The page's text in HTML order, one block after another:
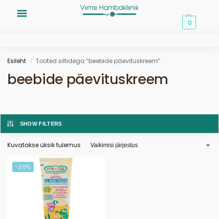
0
Esileht / Tooted siltidega “beebide päevituskreem”
beebide päevituskreem
SHOW FILTERS
Kuvatakse üksik tulemus
-20%